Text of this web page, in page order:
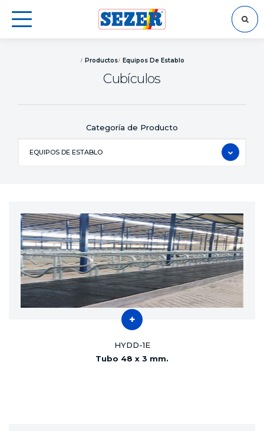
Productos Equipos De Establo
Cubículos
Categoría de Producto
EQUIPOS DE ESTABLO
HYDD-1E
Tubo 48 x 3 mm.